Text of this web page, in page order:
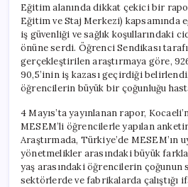
Eğitim alanında dikkat çekici bir
Eğitim ve Staj Merkezi)
iş güvenliği ve sağlık koşullarındaki
önüne serdi. Öğrenci Sendikası
gerçekleştirilen araştırmaya göre,
90,5’inin iş kazası geçirdiği
öğrencilerin büyük bir çoğunluğu
4 Mayıs’ta yayınlanan rapor,
MESEM’li öğrencilerle yapılan
Araştırmada, Türkiye’de MESEM’ın
yönetmelikler arasındaki büyük
yaş arasındaki öğrencilerin çoğunun
sektörlerde ve fabrikalarda çalıştığı